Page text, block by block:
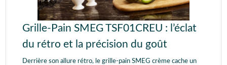
Grille-Pain SMEG TSF01CREU : l’éclat
du rétro et la précision du goût
Derrière son allure rétro, le grille-pain SMEG crème cache un